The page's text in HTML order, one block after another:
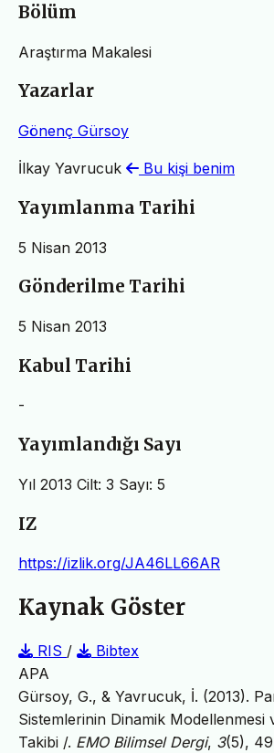
Bölüm
Araştırma Makalesi
Yazarlar
Gönenç Gürsoy
İlkay Yavrucuk Bu kişi benim
Yayımlanma Tarihi
5 Nisan 2013
Gönderilme Tarihi
5 Nisan 2013
Kabul Tarihi
-
Yayımlandığı Sayı
Yıl 2013 Cilt: 3 Sayı: 5
IZ
https://izlik.org/JA46LL66AR
Kaynak Göster
RIS /
Bibtex
APA
Gürsoy, G., & Yavrucuk, İ. (2013).
Sistemlerinin Dinamik Modellenmesi
Takibi /. EMO Bilimsel Dergi, 3(5),